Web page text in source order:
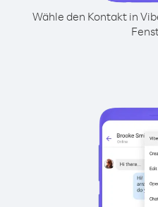
Wähle den Kontakt in